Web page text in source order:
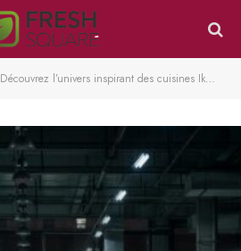
Découvrez l’univers inspirant des cuisines Ikea Abstrakt